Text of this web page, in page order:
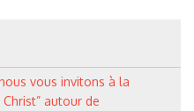
vous invitons à la
autour de